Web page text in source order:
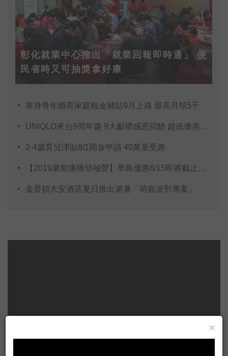
彰化就業中心推出「就業回報即時通」 便
民省時又可抽獎拿好康
單身青年婚育家庭租金補貼9月上路 最高月領5千
UNIQLO來台9周年慶 9大獻禮感恩回饋 超低優惠99元起
2-4歲育兒津貼8/1開放申請 40萬童受惠
【2019暑期康橋領袖營】早鳥優惠6/15即將截止，陪孩
金普頓大安酒店夏日推出避暑「萌寵派對專案」
×